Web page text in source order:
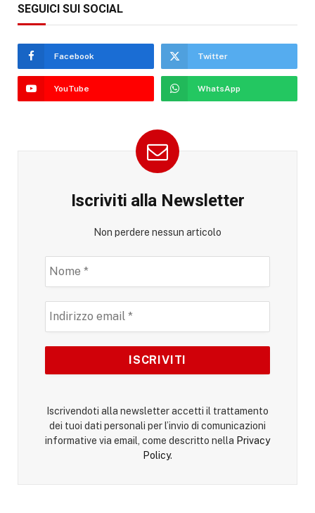
SEGUICI SUI SOCIAL
Facebook Twitter
YouTube WhatsApp
Iscriviti alla Newsletter
Non perdere nessun articolo
Iscrivendoti alla newsletter accetti il trattamento
dei tuoi dati personali per l’invio di comunicazioni
informative via email, come descritto nella Privacy
Policy.